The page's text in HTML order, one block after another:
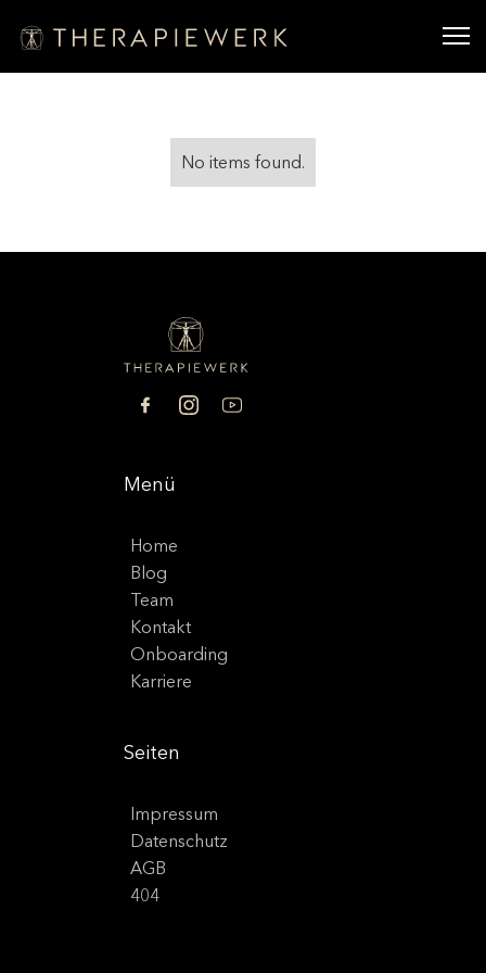
No items found.
Menü
Home
Blog
Team
Kontakt
Onboarding
Karriere
Seiten
Impressum
Datenschutz
AGB
404